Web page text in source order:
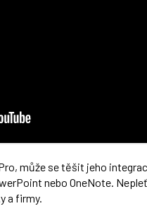
může se těšit jeho
nebo OneNote.
a firmy.